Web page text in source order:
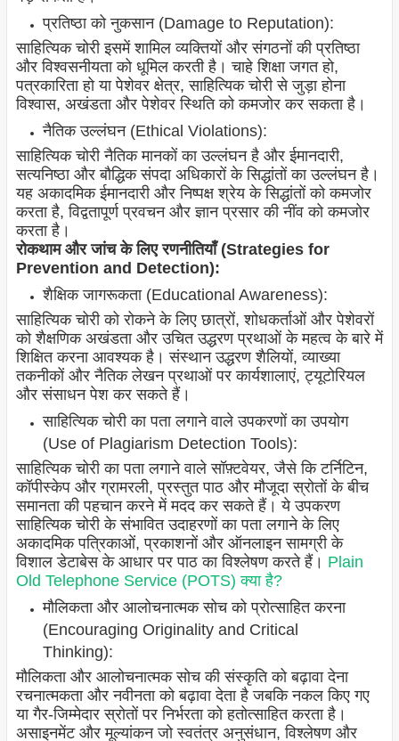
प्रतिष्ठा को नुकसान (Damage to Reputation):
साहित्यिक चोरी इसमें शामिल व्यक्तियों और संगठनों की प्रतिष्ठा
और विश्वसनीयता को धूमिल करती है। चाहे शिक्षा जगत हो,
पत्रकारिता हो या पेशेवर क्षेत्र, साहित्यिक चोरी से जुड़ा होना
विश्वास, अखंडता और पेशेवर स्थिति को कमजोर कर सकता है।
नैतिक उल्लंघन (Ethical Violations):
साहित्यिक चोरी नैतिक मानकों का उल्लंघन है और ईमानदारी,
सत्यनिष्ठा और बौद्धिक संपदा अधिकारों के सिद्धांतों का उल्लंघन है।
यह अकादमिक ईमानदारी और निष्पक्ष श्रेय के सिद्धांतों को कमजोर
करता है, विद्वतापूर्ण प्रवचन और ज्ञान प्रसार की नींव को कमजोर
करता है।
रोकथाम और जांच के लिए रणनीतियाँ (Strategies for
Prevention and Detection):
शैक्षिक जागरूकता (Educational Awareness):
साहित्यिक चोरी को रोकने के लिए छात्रों, शोधकर्ताओं और पेशेवरों
को शैक्षणिक अखंडता और उचित उद्धरण प्रथाओं के महत्व के बारे में
शिक्षित करना आवश्यक है। संस्थान उद्धरण शैलियों, व्याख्या
तकनीकों और नैतिक लेखन प्रथाओं पर कार्यशालाएं, ट्यूटोरियल
और संसाधन पेश कर सकते हैं।
साहित्यिक चोरी का पता लगाने वाले उपकरणों का उपयोग
(Use of Plagiarism Detection Tools):
साहित्यिक चोरी का पता लगाने वाले सॉफ़्टवेयर, जैसे कि टर्निटिन,
कॉपीस्केप और ग्रामरली, प्रस्तुत पाठ और मौजूदा स्रोतों के बीच
समानता की पहचान करने में मदद कर सकते हैं। ये उपकरण
साहित्यिक चोरी के संभावित उदाहरणों का पता लगाने के लिए
अकादमिक पत्रिकाओं, प्रकाशनों और ऑनलाइन सामग्री के
विशाल डेटाबेस के आधार पर पाठ का विश्लेषण करते हैं। Plain
Old Telephone Service (POTS) क्या है?
मौलिकता और आलोचनात्मक सोच को प्रोत्साहित करना
(Encouraging Originality and Critical
Thinking):
मौलिकता और आलोचनात्मक सोच की संस्कृति को बढ़ावा देना
रचनात्मकता और नवीनता को बढ़ावा देता है जबकि नकल किए गए
या गैर-जिम्मेदार स्रोतों पर निर्भरता को हतोत्साहित करता है।
असाइनमेंट और मूल्यांकन जो स्वतंत्र अनुसंधान, विश्लेषण और